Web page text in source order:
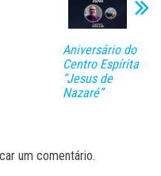
Aniversário do
Centro Espírita
“Jesus de
Nazaré”
um comentário.